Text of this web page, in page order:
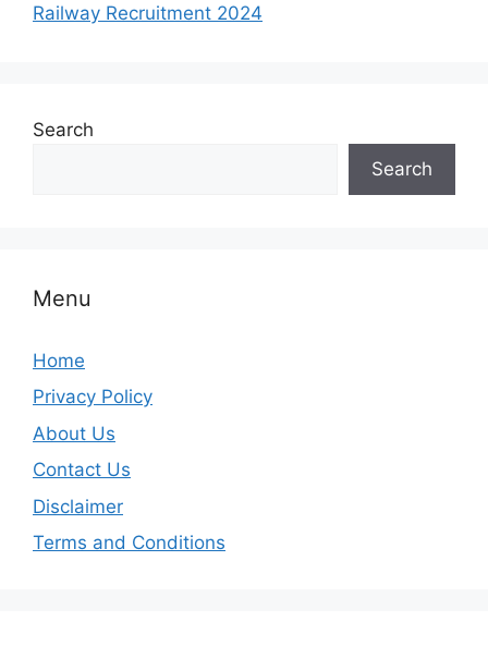
Railway Recruitment 2024
Search
Search
Menu
Home
Privacy Policy
About Us
Contact Us
Disclaimer
Terms and Conditions